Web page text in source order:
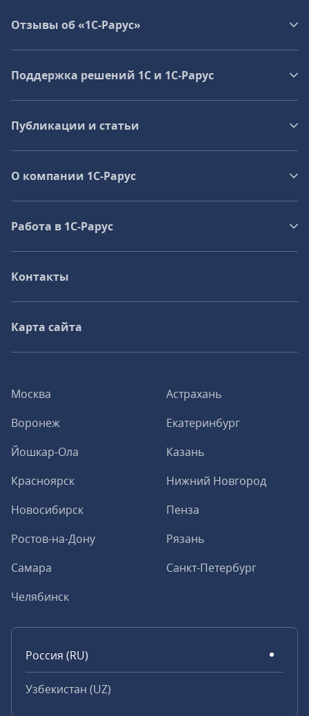
Москва
Астрахань
Воронеж
Екатеринбург
Йошкар-Ола
Казань
Красноярск
Нижний Новгород
Новосибирск
Пенза
Ростов-на-Дону
Рязань
Самара
Санкт-Петербург
Челябинск
Россия (RU)
Узбекистан (UZ)
Отзывы об «1С-Рарус»
Поддержка решений 1С и 1С‑Рарус
Публикации и статьи
О компании 1C-Рарус
Работа в 1С‑Рарус
Контакты
Карта сайта